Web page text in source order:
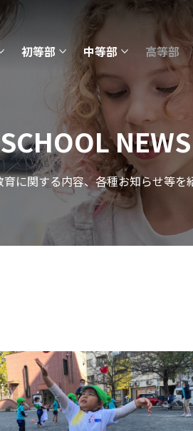
初等部 中等部 高等部
SCHOOL NEWS
育に関する内容、各種お知らせ等を